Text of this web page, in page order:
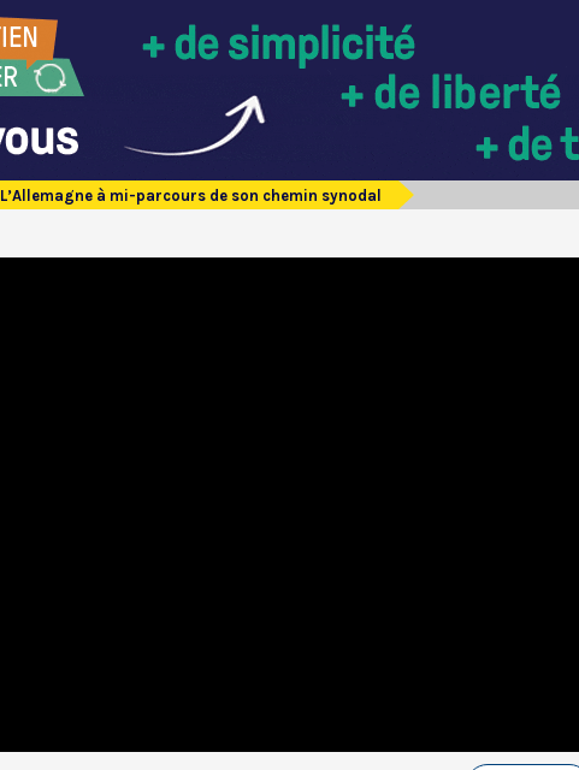
L’Allemagne à mi-parcours de son chemin synodal